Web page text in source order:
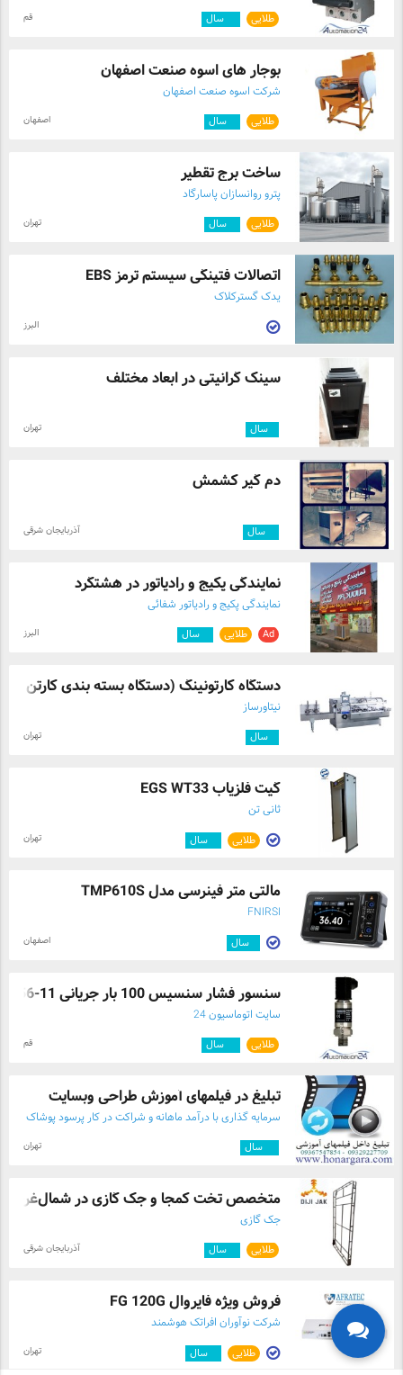
طلایی سال قم
بوجار های اسوه صنعت اصفهان
شرکت اسوه صنعت اصفهان
طلایی سال اصفهان
ساخت برج تقطیر
پترو روانسازان پاسارگاد
طلایی سال تهران
اتصالات فتینگی سیستم ترمز EBS
یدک گسترکلاک
البرز
سینک گرانیتی در ابعاد مختلف
سال تهران
دم گیر کشمش
سال آذربایجان شرقی
نمایندگی پکیج و رادیاتور در هشتگرد
نمایندگی پکیج و رادیاتور شفائی
Ad طلایی سال البرز
دستگاه کارتونینگ (دستگاه بسته بندی کارتن ...
نیتاورساز
سال تهران
گیت فلزیاب EGS WT33
ثانی تن
طلایی سال تهران
مالتی متر فینرسی مدل TMP610S
FNIRSI
سال اصفهان
سنسور فشار سنسیس 100 بار جریانی M5256-11 ...
سایت اتوماسیون 24
طلایی سال قم
تبلیغ در فیلمهای آموزش طراحی وبسایت
سرمایه گذاری با درآمد ماهانه و شراکت در کار پرسود پوشاک
سال تهران
متخصص تخت کمجا و جک گازی در شمال‌غرب
جک گازی
طلایی سال آذربایجان شرقی
فروش ویژه فایروال FG 120G
شرکت نوآوران افراتک هوشمند
طلایی سال تهران